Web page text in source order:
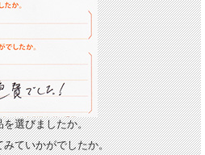
を選びましたか。
ていかがでしたか。